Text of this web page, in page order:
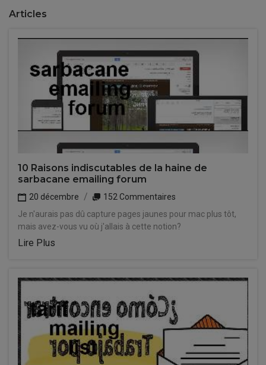
Articles
10 Raisons indiscutables de la haine de
sarbacane emailing forum
20 décembre
152 Commentaires
Je n'aurais pas dû capture pages jaunes pour mac plus tôt,
mais avez-vous vu où j'allais à cette notion?
Lire Plus